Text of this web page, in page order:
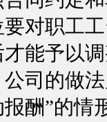
对职工
能予以
司的做
酬”的情